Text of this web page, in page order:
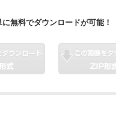
無料でダウンロードが可能！